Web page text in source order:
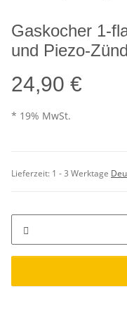
Gaskocher 1-
und Piezo-
24,90 €
* 19% MwSt.
Lieferzeit: 1 - 3 Werktage